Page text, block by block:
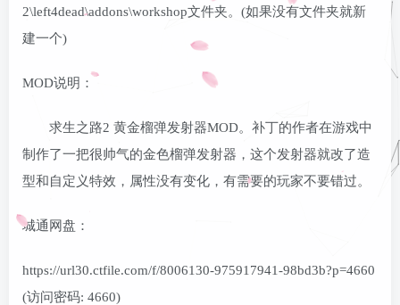
2\left4dead\addons\workshop文件夹。(如果没有文件夹就新
建一个)
MOD说明：
求生之路2 黄金榴弹发射器MOD。补丁的作者在游戏中
制作了一把很帅气的金色榴弹发射器，这个发射器就改了造
型和自定义特效，属性没有变化，有需要的玩家不要错过。
城通网盘：
https://url30.ctfile.com/f/8006130-975917941-98bd3b?p=4660
(访问密码: 4660)